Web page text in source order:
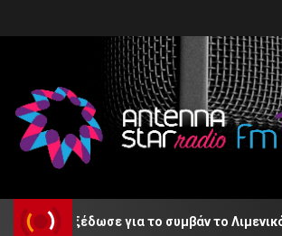
εξέδωσε για το συμβάν το Λιμενικό Σώμα